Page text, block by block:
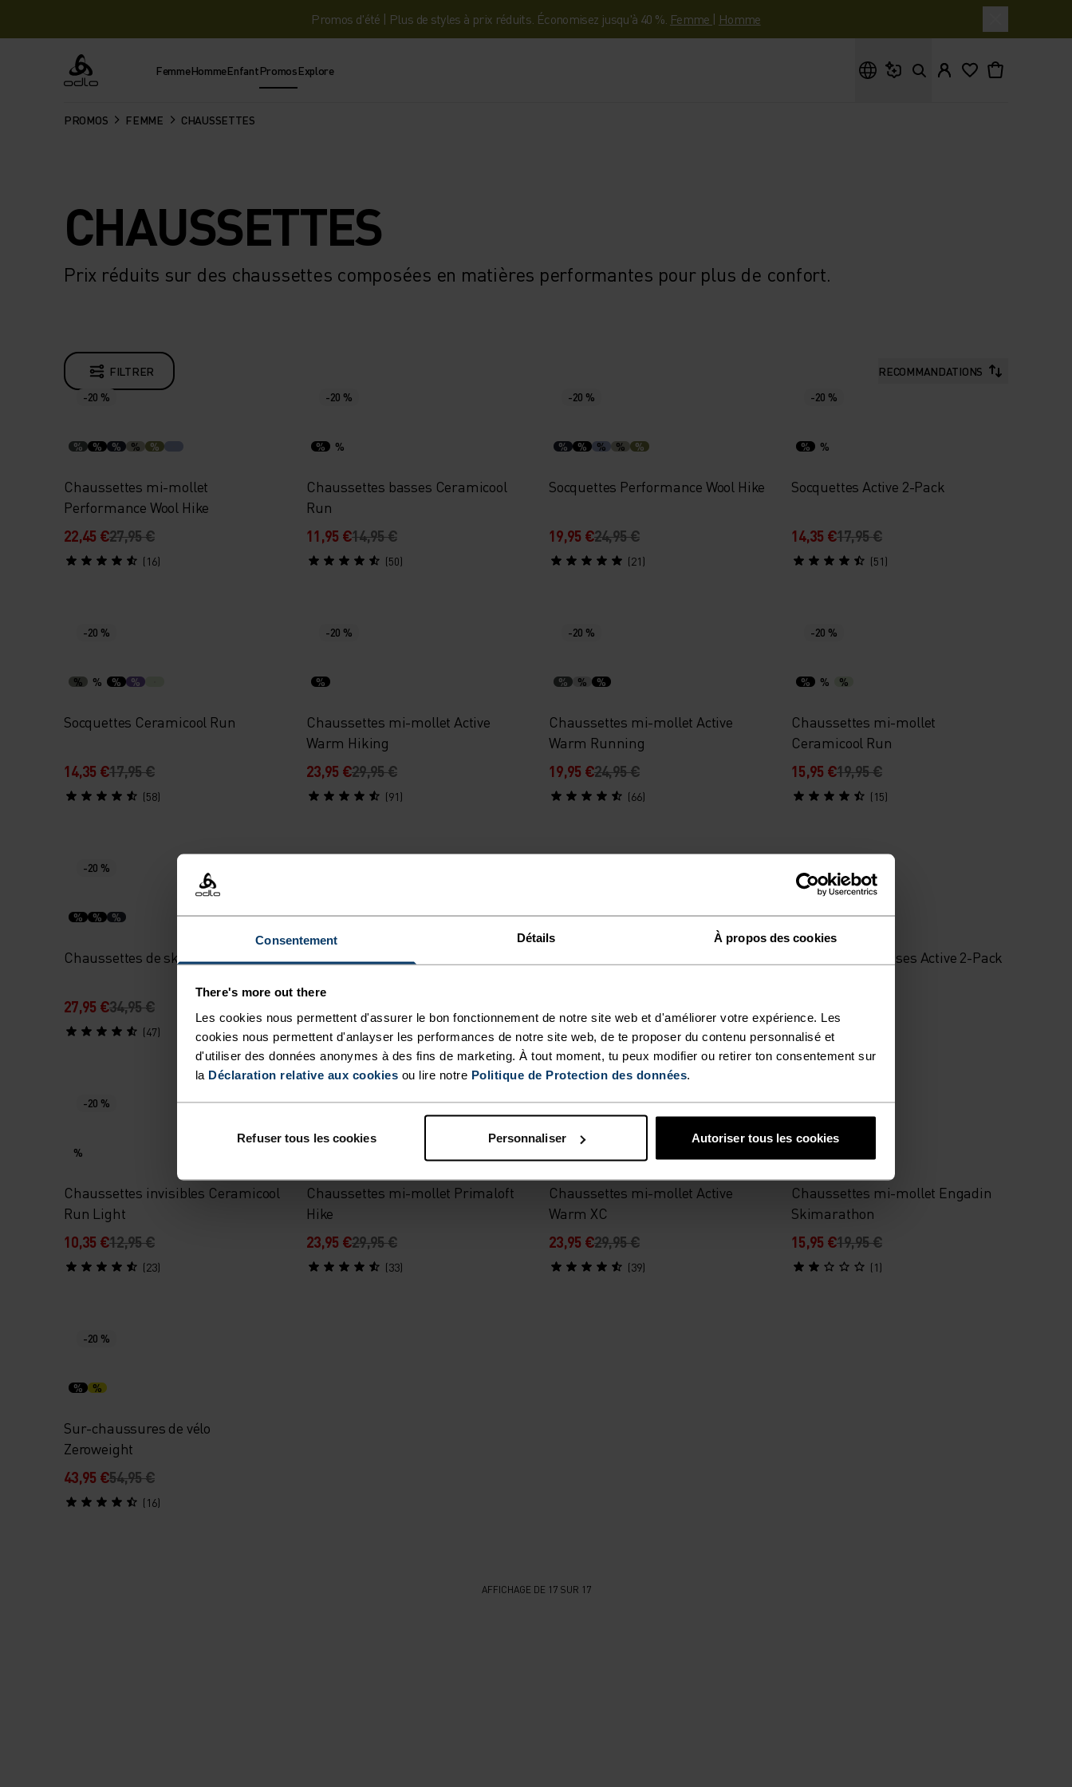
Consentement Détails À propos des cookies
There's more out there
Les cookies nous permettent d'assurer le bon fonctionnement de notre site web et d'améliorer votre expérience. Les
cookies nous permettent d'anlayser les performances de notre site web, de te proposer du contenu personnalisé et
d'utiliser des données anonymes à des fins de marketing. À tout moment, tu peux modifier ou retirer ton consentement sur
la Déclaration relative aux cookies ou lire notre Politique de Protection des données.
Refuser tous les cookies Personnaliser Autoriser tous les cookies
Promos d'été | Plus de styles à prix réduits. Économisez jusqu'à 40 %. Femme | Homme
Odlo FemmeHommeEnfantPromosExplore
PROMOS FEMME CHAUSSETTES
CHAUSSETTES
Prix réduits sur des chaussettes composées en matières performantes pour plus de confort.
FILTRER
RECOMMANDATIONS
-20 %
% % % % %
Chaussettes mi-mollet
Performance Wool Hike
22,45 €27,95 €
(16)
-20 %
% %
Chaussettes basses Ceramicool
Run
11,95 €14,95 €
(50)
-20 %
% % % % %
Socquettes Performance Wool Hike
19,95 €24,95 €
(21)
-20 %
% %
Socquettes Active 2-Pack
14,35 €17,95 €
(51)
-20 %
% % % %
Socquettes Ceramicool Run
14,35 €17,95 €
(58)
-20 %
%
Chaussettes mi-mollet Active
Warm Hiking
23,95 €29,95 €
(91)
-20 %
% % %
Chaussettes mi-mollet Active
Warm Running
19,95 €24,95 €
(66)
-20 %
% % %
Chaussettes mi-mollet
Ceramicool Run
15,95 €19,95 €
(15)
-20 %
% % %
Chaussettes de ski Primaloft Pro
27,95 €34,95 €
(47)
% % % % %
Chaussettes de ski Active Warm
(71)
% %
Chaussettes basses Active 2-Pack
-20 %
%
Chaussettes invisibles Ceramicool
Run Light
10,35 €12,95 €
(23)
-20 %
Chaussettes mi-mollet Primaloft
Hike
23,95 €29,95 €
(33)
-20 %
Chaussettes mi-mollet Active
Warm XC
23,95 €29,95 €
(39)
-20 %
Chaussettes mi-mollet Engadin
Skimarathon
15,95 €19,95 €
(1)
-20 %
% %
Sur-chaussures de vélo
Zeroweight
43,95 €54,95 €
(16)
AFFICHAGE DE 17 SUR 17